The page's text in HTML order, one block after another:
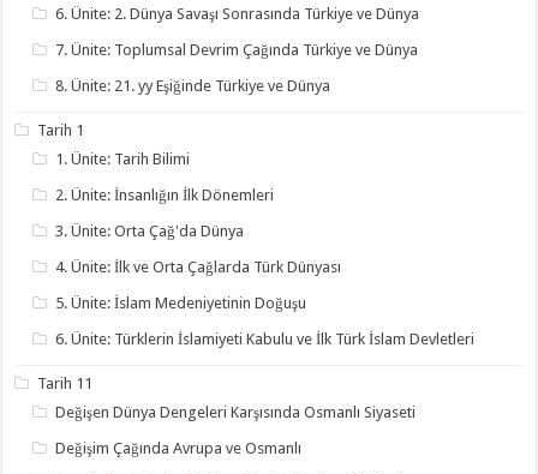
6. Ünite: 2. Dünya Savaşı Sonrasında Türkiye ve Dünya
7. Ünite: Toplumsal Devrim Çağında Türkiye ve Dünya
8. Ünite: 21. yy Eşiğinde Türkiye ve Dünya
Tarih 1
1. Ünite: Tarih Bilimi
2. Ünite: İnsanlığın İlk Dönemleri
3. Ünite: Orta Çağ'da Dünya
4. Ünite: İlk ve Orta Çağlarda Türk Dünyası
5. Ünite: İslam Medeniyetinin Doğuşu
6. Ünite: Türklerin İslamiyeti Kabulu ve İlk Türk İslam Devletleri
Tarih 11
Değişen Dünya Dengeleri Karşısında Osmanlı Siyaseti
Değişim Çağında Avrupa ve Osmanlı